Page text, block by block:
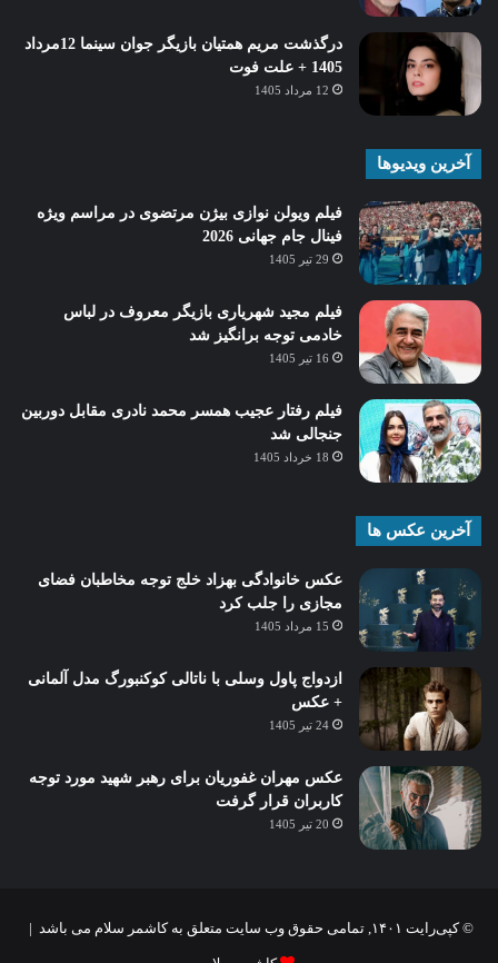
درگذشت مریم همتیان بازیگر جوان سینما 12مرداد
1405 + علت فوت
12 مرداد 1405
آخرین ویدیوها
فیلم ویولن نوازی بیژن مرتضوی در مراسم ویژه
فینال جام جهانی 2026
29 تیر 1405
فیلم مجید شهریاری بازیگر معروف در لباس
خادمی توجه برانگیز شد
16 تیر 1405
فیلم رفتار عجیب همسر محمد نادری مقابل دوربین
جنجالی شد
18 خرداد 1405
آخرین عکس ها
عکس خانوادگی بهزاد خلج توجه مخاطبان فضای
مجازی را جلب کرد
15 مرداد 1405
ازدواج پاول وسلی با ناتالی کوکنبورگ مدل آلمانی
+ عکس
24 تیر 1405
عکس مهران غفوریان برای رهبر شهید مورد توجه
کاربران قرار گرفت
20 تیر 1405
© کپی‌رایت ۱۴۰۱, تمامی حقوق وب سایت متعلق به کاشمر سلام می باشد |